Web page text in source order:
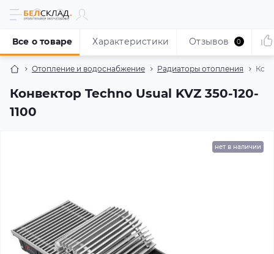
Отопление и водоснабжение Радиаторы отопления
Конвектор Techno Usual KVZ 350-120-
1100
Все о товаре Характеристики Отзывов 0
нет в наличии